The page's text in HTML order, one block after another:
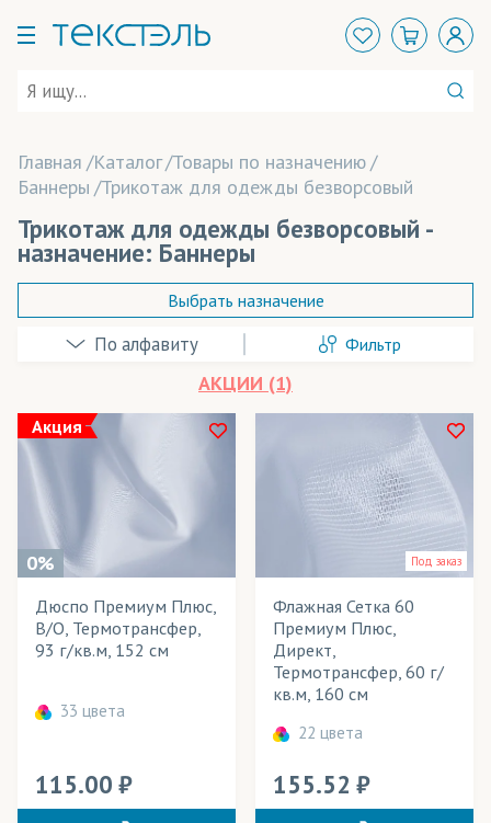
Главная Каталог Товары по назначению
Баннеры Трикотаж для одежды безворсовый
Трикотаж для одежды безворсовый -
назначение: Баннеры
Арт-объекты
Балаклавы
Банданы-труба
Баннеры
Бомберы
Гимнастическая форма
Игрушки антистресс
Выбрать назначение
Фильтр
АКЦИИ (1)
В наличии
Да
Весь товар
Розничная цена
Ширина рулона
Плотность
Применение в изделиях
Акция
0%
Дюспо Премиум Плюс,
В/О, Термотрансфер,
93 г/кв.м, 152 см
33 цвета
115.00
Под заказ
Флажная Сетка 60
Премиум Плюс,
Директ,
Термотрансфер, 60 г/
кв.м, 160 см
22 цвета
155.52